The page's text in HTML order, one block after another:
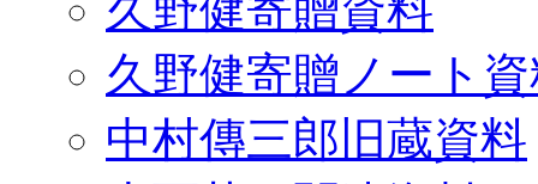
久野健寄贈ノート
中村傳三郎旧蔵資料